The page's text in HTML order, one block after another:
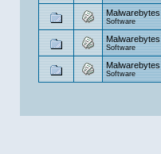
Software
Software
Software